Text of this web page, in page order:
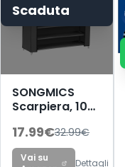
Scaduta
SONGMICS
Scarpiera, 10
Scaffale
Portascarpe
da Ingresso 28
17.99€32.99€
Vai su
Dettagli